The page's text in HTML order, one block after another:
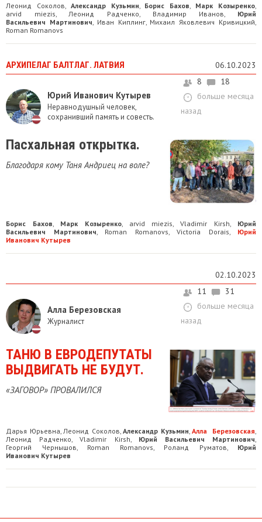
Леонид Соколов Александр Кузьмин Борис Бахов Марк Козыренко
arvid miezis Леонид Радченко Владимир Иванов
Юрий
Васильевич Мартинович
Иван Киплинг, Михаил Яковлевич Кривицкий
Roman Romanovs
АРХИПЕЛАГ БАЛТЛАГ. ЛАТВИЯ 06.10.2023
Юрий Иванович Кутырев
Неравнодушный человек,
сохранивший память и совесть.
8
18
больше месяца
назад
Пасхальная открытка.
Благодаря кому Таня Андриец на воле?
Борис Бахов, Марк Козыренко, arvid miezis,Vladimir Kirsh, Юрий
Васильевич Мартинович, Roman Romanovs, Victoria Dorais, Юрий
Иванович Кутырев
02.10.2023
Алла Березовская
Журналист
11
31
больше месяца
назад
ТАНЮ В ЕВРОДЕПУТАТЫ
ВЫДВИГАТЬ НЕ БУДУТ.
«ЗАГОВОР» ПРОВАЛИЛСЯ
Дарья Юрьевна Леонид Соколов Александр Кузьмин Алла Березовская
Леонид Радченко ,Vladimir Kirsh Юрий Васильевич Мартинович
Георгий Чернышов Roman Romanovs Роланд Руматов
Юрий
Иванович Кутырев